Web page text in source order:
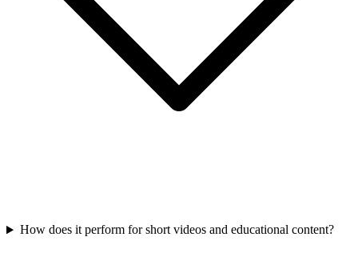
How does it perform for short videos and educational content?